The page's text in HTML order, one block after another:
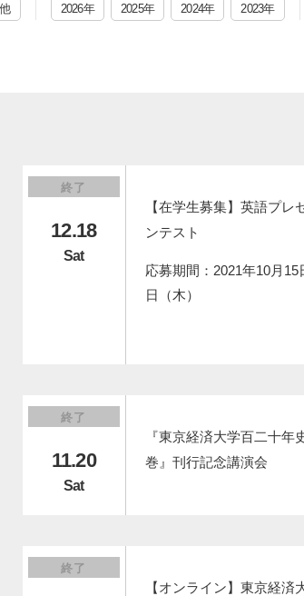
2026年 2025年 2024年 2023年
終了
12.18
Sat
【在学生募集】英語プレ
ンテスト
応募期間：2021年10月
日（木）
終了
11.20
Sat
『東京経済大学百二十
巻』刊行記念講演会
終了
【オンライン】東京経